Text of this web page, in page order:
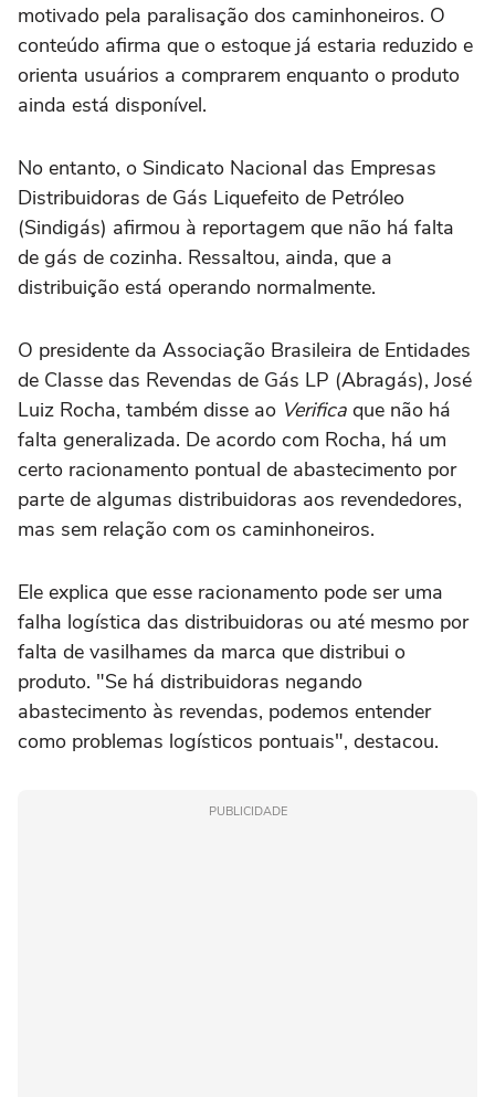
motivado pela paralisação dos caminhoneiros. O
conteúdo afirma que o estoque já estaria reduzido e
orienta usuários a comprarem enquanto o produto
ainda está disponível.
No entanto, o Sindicato Nacional das Empresas
Distribuidoras de Gás Liquefeito de Petróleo
(Sindigás) afirmou à reportagem que não há falta
de gás de cozinha. Ressaltou, ainda, que a
distribuição está operando normalmente.
O presidente da Associação Brasileira de Entidades
de Classe das Revendas de Gás LP (Abragás), José
Luiz Rocha, também disse ao Verifica que não há
falta generalizada. De acordo com Rocha, há um
certo racionamento pontual de abastecimento por
parte de algumas distribuidoras aos revendedores,
mas sem relação com os caminhoneiros.
Ele explica que esse racionamento pode ser uma
falha logística das distribuidoras ou até mesmo por
falta de vasilhames da marca que distribui o
produto. "Se há distribuidoras negando
abastecimento às revendas, podemos entender
como problemas logísticos pontuais", destacou.
PUBLICIDADE